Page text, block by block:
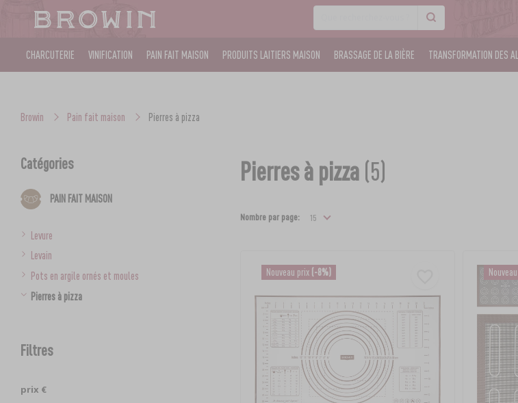
CHARCUTERIE VINIFICATION PAIN FAIT MAISON PRODUITS LAITIERS MAISON BRASSAGE DE LA BIÈRE TRANSFORMATION DES
Browin Pain fait maison Pierres à pizza
Catégories
PAIN FAIT MAISON
Levure
Levain
Pots en argile ornés et moules
Pierres à pizza
Filtres
prix €
Pierres à pizza(5)
Nombre par page:
Nouveau prix (-8%)